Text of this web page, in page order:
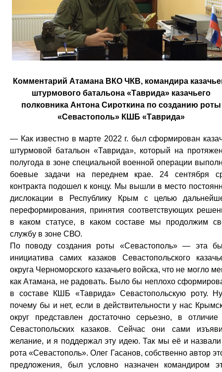
Комментарий Атамана ВКО ЧКВ, командира
штурмового батальона «Таврида» казачьего
полковника Антона Сироткина по созданию роты
«Севастополь» КШБ «Таврида»
— Как известно в марте 2022 г. был сформирован
штурмовой батальон «Таврида», который на
полугода в зоне специальной военной операции
боевые задачи на переднем крае. 24 сентября
контракта подошел к концу. Мы вышли в место
дислокации в Республику Крым с целью
переформирования, принятия соответствующих
в каком статусе, в каком составе мы продолжим
службу в зоне СВО.
По поводу создания роты «Севастополь» — эта
инициатива самих казаков Севастопольского
округа Черноморского казачьего войска, что не могло
как Атамана, не радовать. Было бы неплохо
в составе КШБ «Таврида» Севастопольскую роту.
почему бы и нет, если в действительности у нас
округ представлен достаточно серьезно, в отличие
Севастопольских казаков. Сейчас они сами
желание, и я поддержал эту идею. Так мы её и
рота «Севастополь». Олег Гасанов, собственно автор
предложения, был условно назначен командиром